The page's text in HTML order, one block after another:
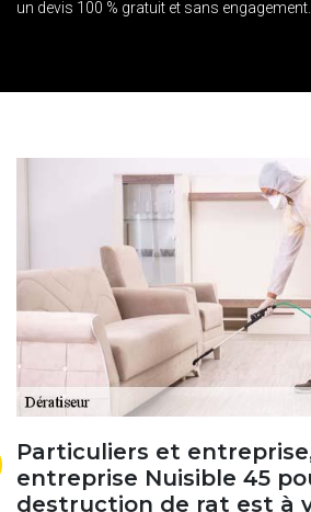
un devis 100 % gratuit et sans engagement.
Particuliers et
entreprise Nuisible 45
destruction de rat est à